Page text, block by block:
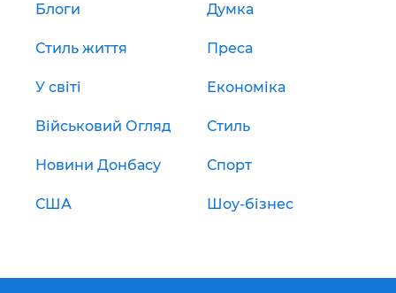
Блоги Думка
Стиль життя Преса
У світі Економіка
Військовий Огляд Стиль
Новини Донбасу Спорт
США Шоу-бізнес